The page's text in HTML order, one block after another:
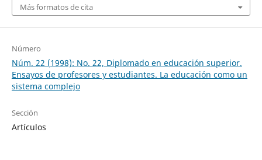
Más formatos de cita
Número
Núm. 22 (1998): No. 22, Diplomado en educación superior.
Ensayos de profesores y estudiantes. La educación como un
sistema complejo
Sección
Artículos